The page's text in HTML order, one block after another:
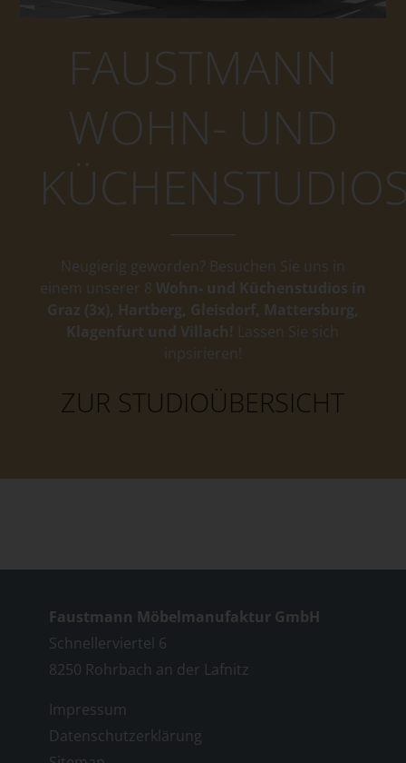
FAUSTMANN
WOHN- UND
Neugierig geworden? Besuchen Sie uns in
einem unserer 8 Wohn- und Küchenstudios in
Graz (3x), Hartberg, Gleisdorf, Mattersburg,
Klagenfurt und Villach! Lassen Sie sich
inpsirieren!
ZUR STUDIOÜBERSICHT
Faustmann Möbelmanufaktur GmbH
Schnellerviertel 6
8250 Rohrbach an der Lafnitz
Impressum
Datenschutzerklärung